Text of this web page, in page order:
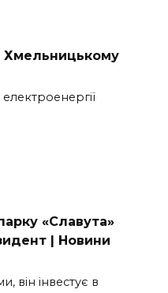
Хмельницькому
«Славута»
| Новини
він інвестує в